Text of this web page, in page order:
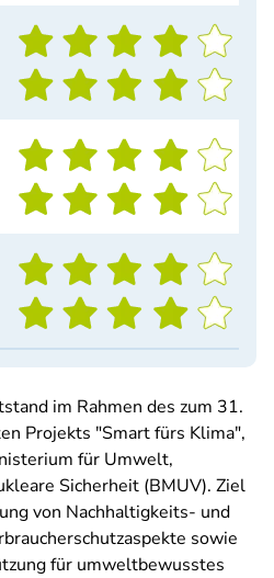
im Rahmen des zum 31.
Projekts "Smart fürs Klima",
für Umwelt,
Sicherheit (BMUV). Ziel
von Nachhaltigkeits- und
sowie
für umweltbewusstes